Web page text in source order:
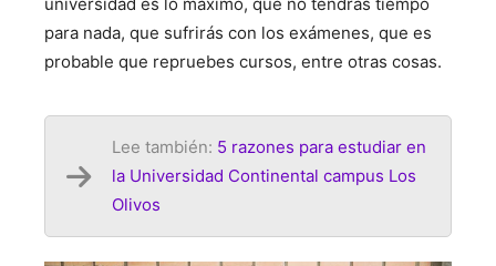
para nada, que sufrirás con los exámenes, que es
probable que repruebes cursos, entre otras cosas.
Lee también: 5 razones para estudiar en
la Universidad Continental campus Los
Olivos